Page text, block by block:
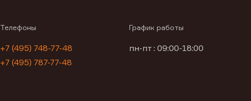
Телефоны
+7 (495) 748-77-48
+7 (495) 787-77-48
График работы
пн-пт : 09:00-18:00